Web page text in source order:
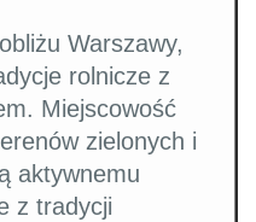
Warszawy,
rolnicze z
Miejscowość
zielonych i
aktywnemu
z tradycji